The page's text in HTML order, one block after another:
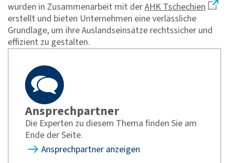
wurden in Zusammenarbeit mit derAHK Tschechien
erstellt und bieten Unternehmen eine verlässliche
Grundlage, um ihre Auslandseinsätze rechtssicher und
effizient zu gestalten.
Ansprechpartner
Die Experten zu diesem Thema finden Sie am
Ende der Seite.
Ansprechpartner anzeigen